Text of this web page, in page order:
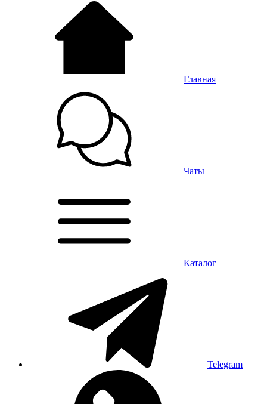
Главная
Чаты
Каталог
Telegram